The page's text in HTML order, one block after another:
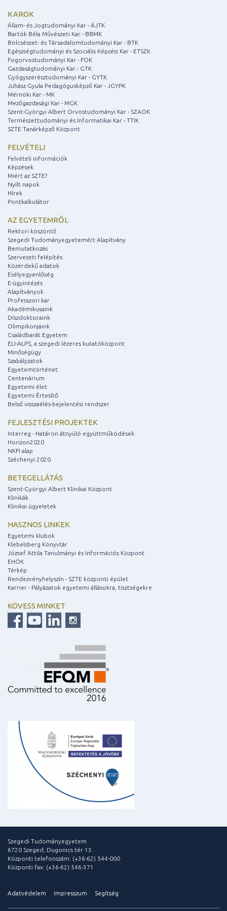
KAROK
Állam- és Jogtudományi Kar - ÁJTK
Bartók Béla Művészeti Kar - BBMK
Bölcsészet- és Társadalomtudományi Kar - BTK
Egészségtudományi és Szociális Képzési Kar - ETSZK
Fogorvostudományi Kar - FOK
Gazdaságtudományi Kar - GTK
Gyógyszerésztudományi Kar - GYTK
Juhász Gyula Pedagógusképző Kar - JGYPK
Mérnöki Kar - MK
Mezőgazdasági Kar - MGK
Szent-Györgyi Albert Orvostudományi Kar - SZAOK
Természettudományi és Informatikai Kar - TTIK
SZTE Tanárképző Központ
FELVÉTELI
Felvételi információk
Képzések
Miért az SZTE?
Nyílt napok
Hírek
Pontkalkulátor
AZ EGYETEMRŐL
Rektori köszöntő
Szegedi Tudományegyetemért Alapítvány
Bemutatkozás
Szervezeti felépítés
Közérdekű adatok
Esélyegyenlőség
E-ügyintézés
Alapítványok
Professzori kar
Akadémikusaink
Díszdoktoraink
Olimpikonjaink
Családbarát Egyetem
ELI-ALPS, a szegedi lézeres kutatóközpont
Minőségügy
Szabályzatok
Egyetemtörténet
Centenárium
Egyetemi élet
Egyetemi Értesítő
Belső visszaélés-bejelentési rendszer
FEJLESZTÉSI PROJEKTEK
Interreg - Határon átnyúló együttműködések
Horizon2020
NKFI alap
Széchenyi 2020
BETEGELLÁTÁS
Szent-Györgyi Albert Klinikai Központ
Klinikák
Klinikai ügyeletek
HASZNOS LINKEK
Egyetemi klubok
Klebelsberg Könyvtár
József Attila Tanulmányi és Információs Központ
EHÖK
Térkép
Rendezvényhelyszín - SZTE központi épület
Karrier - Pályázatok egyetemi állásokra, tisztségekre
KÖVESS MINKET
Szegedi Tudományegyetem
6720 Szeged, Dugonics tér 13.
Központi telefonszám: (+36-62) 544-000
Központi fax: (+36-62) 546-371
Adatvédelem Impresszum Segítség